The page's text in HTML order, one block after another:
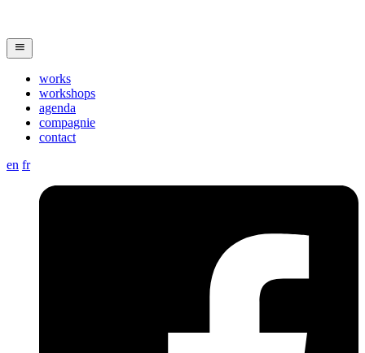
works
workshops
agenda
compagnie
contact
en fr